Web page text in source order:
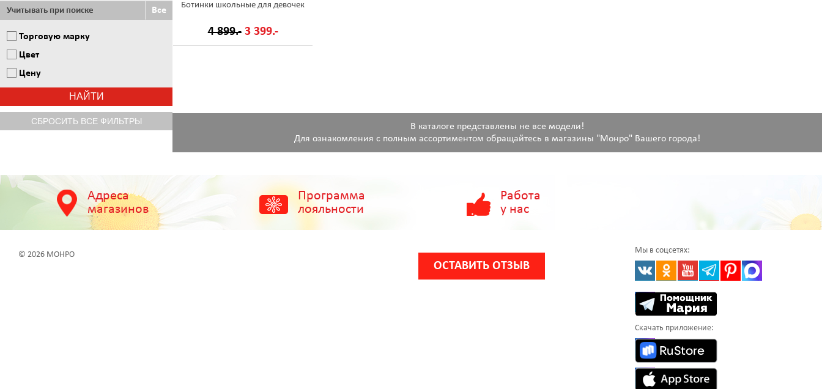
Учитывать при поиске Все
Торговую марку
Цвет
Цену
Ботинки школьные для девочек
4 899.- 3 399.-
В каталоге представлены не все модели!
Для ознакомления с полным ассортиментом обращайтесь в магазины "Монро" Вашего города!
Адреса
магазинов
Программа
лояльности
Работа
у нас
© 2026 МОНРО
ОСТАВИТЬ ОТЗЫВ
Мы в соцсетях:
Скачать приложение: